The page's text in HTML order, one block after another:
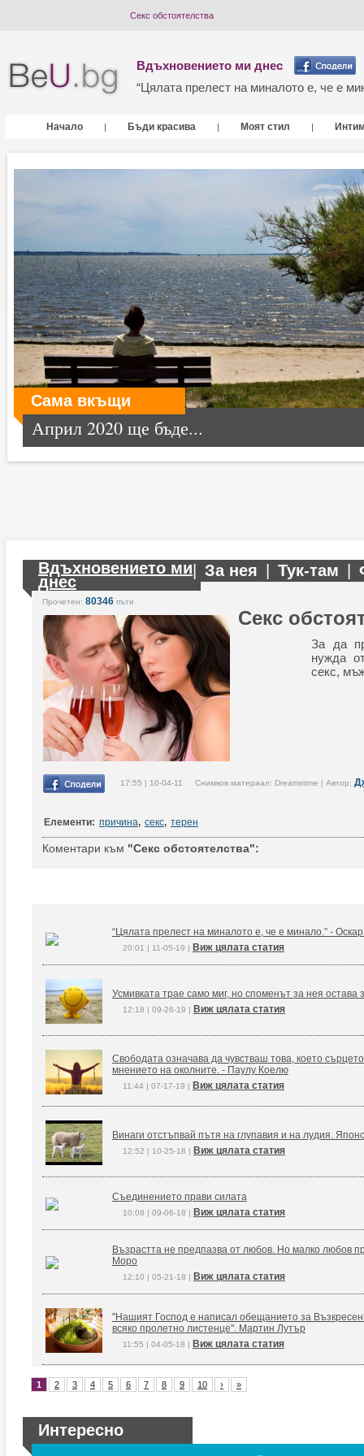
Секс обстоятелства
Вдъхновението ми днес
“Цялата прелест на миналото е, че е
Начало | Бъди красива | Моят стил |
Сама вкъщи
Април 2020 ще бъде...
Вдъхновението ми
днес
За нея Тук-там
Прочетен: 80346 пъти
Секс
За да
нужда
секс,
17:55 | 10-04-11 Снимков материал: Dreamstime | Автор:
Елементи: причина, секс, терен
Коментари към "Секс обстоятелства":
“Цялата прелест на миналото е, че е минало.” -
20:01 | 11-05-19 | Виж цялата статия
Усмивката трае само миг, но споменът за нея остава
12:18 | 09-26-19 | Виж цялата статия
Свободата означава да чувстваш това, което
мнението на околните. - Паулу Коелю
11:44 | 07-17-19 | Виж цялата статия
Винаги отстъпвай пътя на глупавия и на лудия.
12:52 | 10-25-18 | Виж цялата статия
Съединението прави силата
10:08 | 09-06-18 | Виж цялата статия
Възрастта не предпазва от любов. Но малко любов
Моро
12:10 | 05-21-18 | Виж цялата статия
"Нашият Господ е написал обещанието за
всяко пролетно листенце". Мартин Лутър
11:55 | 04-05-18 | Виж цялата статия
1 2 3 4 5 6 7 8 9 10 › »
Интересно